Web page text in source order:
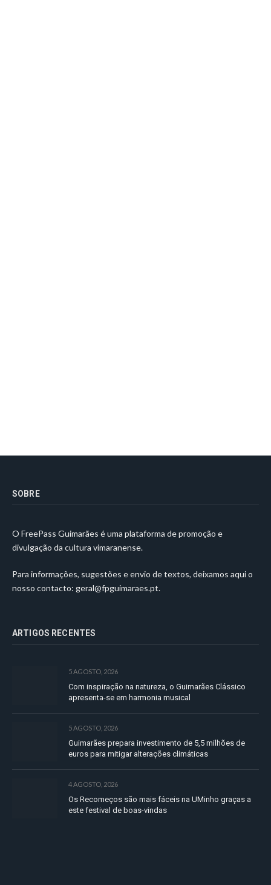
SOBRE
O FreePass Guimarães é uma plataforma de promoção e
divulgação da cultura vimaranense.
Para informações, sugestões e envio de textos, deixamos aqui o
nosso contacto: geral@fpguimaraes.pt.
ARTIGOS RECENTES
5 AGOSTO, 2026
Com inspiração na natureza, o Guimarães Clássico
apresenta-se em harmonia musical
5 AGOSTO, 2026
Guimarães prepara investimento de 5,5 milhões de
euros para mitigar alterações climáticas
4 AGOSTO, 2026
Os Recomeços são mais fáceis na UMinho graças a
este festival de boas-vindas